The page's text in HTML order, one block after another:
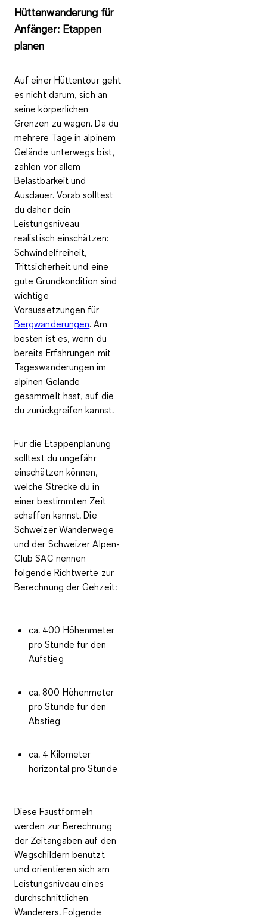
Hüttenwanderung für
Anfänger: Etappen
planen
Auf einer Hüttentour geht
es nicht darum, sich an
seine körperlichen
Grenzen zu wagen. Da du
mehrere Tage in alpinem
Gelände unterwegs bist,
zählen vor allem
Belastbarkeit und
Ausdauer. Vorab solltest
du daher dein
Leistungsniveau
realistisch einschätzen:
Schwindelfreiheit,
Trittsicherheit und eine
gute Grundkondition sind
wichtige
Voraussetzungen für
Bergwanderungen. Am
besten ist es, wenn du
bereits Erfahrungen mit
Tageswanderungen im
alpinen Gelände
gesammelt hast, auf die
du zurückgreifen kannst.
Für die Etappenplanung
solltest du ungefähr
einschätzen können,
welche Strecke du in
einer bestimmten Zeit
schaffen kannst. Die
Schweizer Wanderwege
und der Schweizer Alpen-
Club SAC nennen
folgende Richtwerte zur
Berechnung der Gehzeit:
ca. 400 Höhenmeter
pro Stunde für den
Aufstieg
ca. 800 Höhenmeter
pro Stunde für den
Abstieg
ca. 4 Kilometer
horizontal pro Stunde
Diese Faustformeln
werden zur Berechnung
der Zeitangaben auf den
Wegschildern benutzt
und orientieren sich am
Leistungsniveau eines
durchschnittlichen
Wanderers. Folgende